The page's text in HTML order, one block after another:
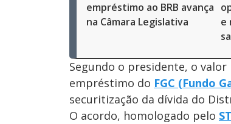
empréstimo ao BRB avança
na Câmara Legislativa
e
Segundo o presidente, o
empréstimo do FGC (Fundo
securitização da dívida do
O acordo, homologado pelo